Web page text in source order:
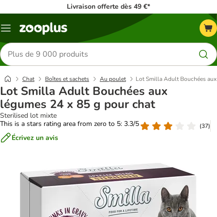
Livraison offerte dès 49 €*
Menu
Rechercher
des
produits
Chat Boîtes et sachets Au poulet Lot Smilla Adult Bouchées
Lot Smilla Adult Bouchées aux
légumes 24 x 85 g pour chat
Sterilised lot mixte
This is a stars rating area from zero to 5: 3.3/5
(37)
Écrivez un avis